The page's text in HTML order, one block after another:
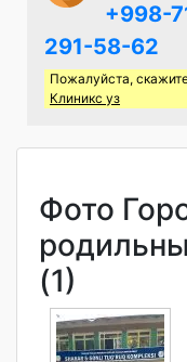
+998-
291-58-62
Пожалуйста,
Клиникс уз
Фото
(1)